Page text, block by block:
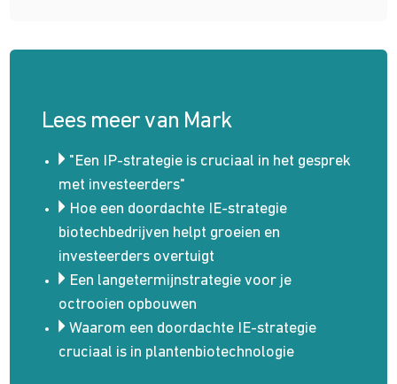
Lees meer van Mark
"Een IP-strategie is cruciaal in het gesprek
met investeerders"
Hoe een doordachte IE-strategie
biotechbedrijven helpt groeien en
investeerders overtuigt
Een langetermijnstrategie voor je
octrooien opbouwen
Waarom een doordachte IE-strategie
cruciaal is in plantenbiotechnologie